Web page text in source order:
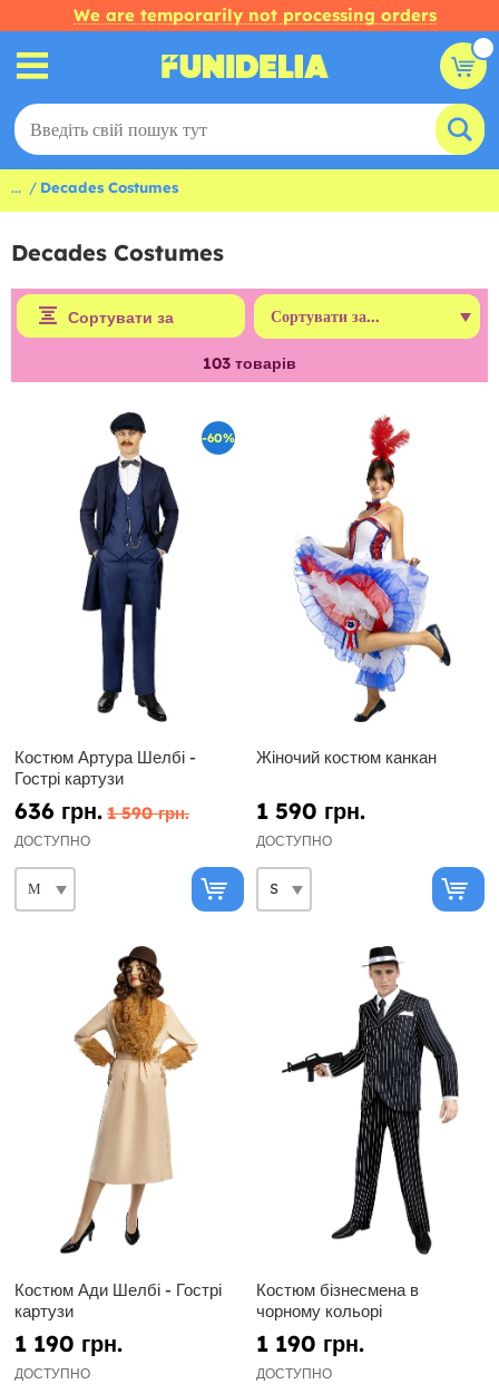
We are temporarily not processing orders
... Decades Costumes
Decades Costumes
Сортувати за
103 товарів
-60%
Костюм Артура Шелбі -
Гострі картузи
636 грн. 1 590 грн.
ДОСТУПНО
Жіночий костюм канкан
1 590 грн.
ДОСТУПНО
Костюм Ади Шелбі - Гострі
картузи
1 190 грн.
ДОСТУПНО
Костюм бізнесмена в
чорному кольорі
1 190 грн.
ДОСТУПНО